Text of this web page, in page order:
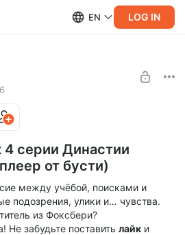
EN LOG IN
4 серии Династии
от бусти)
между учёбой, поисками и
подозрения, улики и… чувства.
из Фоксбери?
Не забудьте поставить лайк и